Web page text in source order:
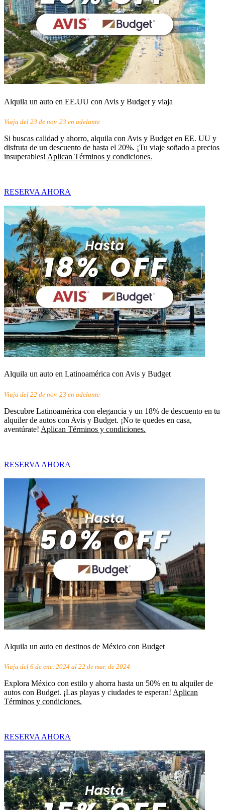
Alquila un auto en EE.UU con Avis y Budget y viaja
Viaja del 23 de nov. 23 en adelante
Si buscas calidad y ahorro, alquila con Avis y Budget en EE. UU y
disfruta de un descuento de hasta el 20%. ¡Tu viaje soñado a precios
insuperables! Aplican Términos y condiciones.
RESERVA AHORA
Alquila un auto en Latinoamérica con Avis y Budget
Viaja del 22 de nov. 23 en adelante
Descubre Latinoamérica con elegancia y un 18% de descuento en tu
alquiler de autos con Avis y Budget. ¡No te quedes en casa,
aventúrate! Aplican Términos y condiciones.
RESERVA AHORA
Alquila un auto en destinos de México con Budget
Viaja del 6 de ene. 2024 al 22 de mar. de 2024
Explora México con estilo y ahorra hasta un 50% en tu alquiler de
autos con Budget. ¡Las playas y ciudades te esperan! Aplican
Términos y condiciones.
RESERVA AHORA